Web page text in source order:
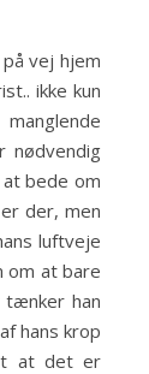
vej hjem
ikke kun
nødvendig
bede om
der, men
luftveje
om at bare
tænker han
hans krop
at det er